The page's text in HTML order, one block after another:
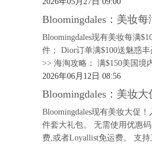
Bloomingdales：美妆
Bloomingdales现有美妆每满
件； Dior订单满$100送魅惑
>> 海淘攻略： 满$150美国境
2026年06月12日 08:56
Bloomingdales：美妆
Bloomingdales现有美妆大促
件套大礼包。 无需使用优惠
费,或者Loyallist免运费。 支